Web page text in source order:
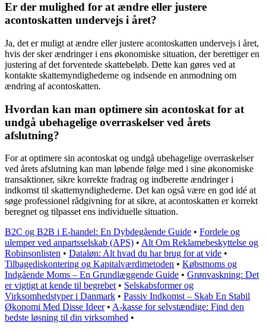
Er der mulighed for at ændre eller justere
acontoskatten undervejs i året?
Ja, det er muligt at ændre eller justere acontoskatten undervejs i året,
hvis der sker ændringer i ens økonomiske situation, der berettiger en
justering af det forventede skattebeløb. Dette kan gøres ved at
kontakte skattemyndighederne og indsende en anmodning om
ændring af acontoskatten.
Hvordan kan man optimere sin acontoskat for at
undgå ubehagelige overraskelser ved årets
afslutning?
For at optimere sin acontoskat og undgå ubehagelige overraskelser
ved årets afslutning kan man løbende følge med i sine økonomiske
transaktioner, sikre korrekte fradrag og indberette ændringer i
indkomst til skattemyndighederne. Det kan også være en god idé at
søge professionel rådgivning for at sikre, at acontoskatten er korrekt
beregnet og tilpasset ens individuelle situation.
B2C og B2B i E-handel: En Dybdegående Guide • Fordele og
ulemper ved anpartsselskab (APS) • Alt Om Reklamebeskyttelse og
Robinsonlisten • Dataløn: Alt hvad du har brug for at vide •
Tilbagediskontering og Kapitalværdimetoden • Købsmoms og
Indgående Moms – En Grundlæggende Guide • Grønvaskning: Det
er vigtigt at kende til begrebet • Selskabsformer og
Virksomhedstyper i Danmark • Passiv Indkomst – Skab En Stabil
Økonomi Med Disse Ideer• A-kasse for selvstændige: Find den
bedste løsning til din virksomhed •